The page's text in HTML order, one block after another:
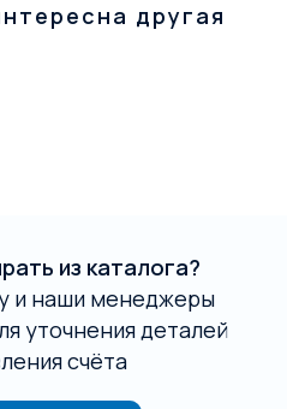
другая
из каталога?
и наши менеджеры
уточнения деталей
счёта